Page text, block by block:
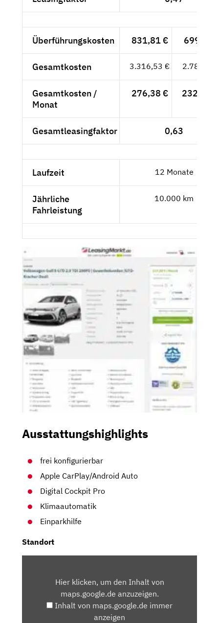
Überführungskosten 831,81 € 699,-- €
Gesamtkosten 3.316,53 € 2.787,-- €
Gesamtkosten /
Monat
276,38 € 232,25 €
Gesamtleasingfaktor 0,63
Laufzeit 12 Monate
Jährliche
Fahrleistung
10.000 km
Ausstattungshighlights
frei konfigurierbar
Apple CarPlay/Android Auto
Digital Cockpit Pro
Klimaautomatik
Einparkhilfe
Standort
MAPS.GOOGLE.DEHier klicken, um den Inhalt von
maps.google.de anzuzeigen.
Inhalt von maps.google.de immer
anzeigen